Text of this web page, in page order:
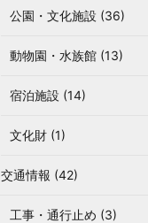
公園・文化施設 (36)
動物園・水族館 (13)
宿泊施設 (14)
文化財 (1)
交通情報 (42)
工事・通行止め (3)